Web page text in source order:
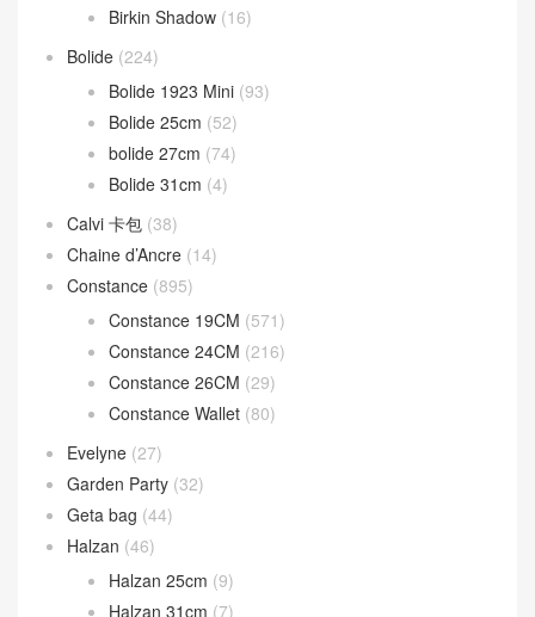
Bearn wallet(161)
Birkin(1,945)
Birkin 20cm (17)
Birkin 25CM (1,228)
Birkin 30CM (595)
Birkin 35CM (84)
Birkin Shadow
Bolide(224)
Bolide 1923 Mini(93)
Bolide 25cm(52)
bolide 27cm(74)
Bolide 31cm(4)
Calvi 卡包(38)
Chaine d’Ancre(14)
Constance (895)
Constance 19CM
Constance 24CM
Constance 26CM